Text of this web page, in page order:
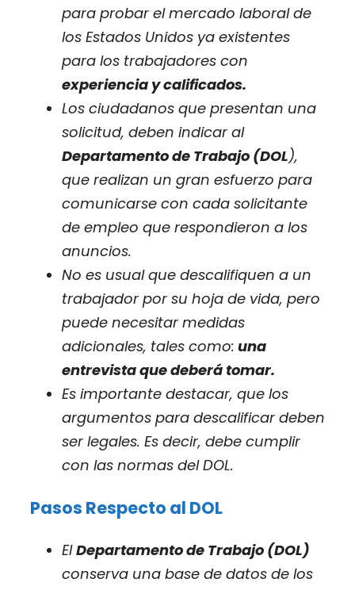
para probar el mercado laboral de
los Estados Unidos ya existentes
para los trabajadores con
experiencia y calificados.
Los ciudadanos que presentan una
solicitud, deben indicar al
Departamento de Trabajo (DOL),
que realizan un gran esfuerzo para
comunicarse con cada solicitante
de empleo que respondieron a los
anuncios.
No es usual que descalifiquen a un
trabajador por su hoja de vida, pero
puede necesitar medidas
adicionales, tales como: una
entrevista que deberá tomar.
Es importante destacar, que los
argumentos para descalificar deben
ser legales. Es decir, debe cumplir
con las normas del DOL.
Pasos Respecto al DOL
ElDepartamento de Trabajo (DOL)
conserva una base de datos de los